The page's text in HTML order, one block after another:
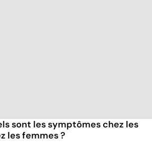
sont les symptômes chez les
les femmes ?